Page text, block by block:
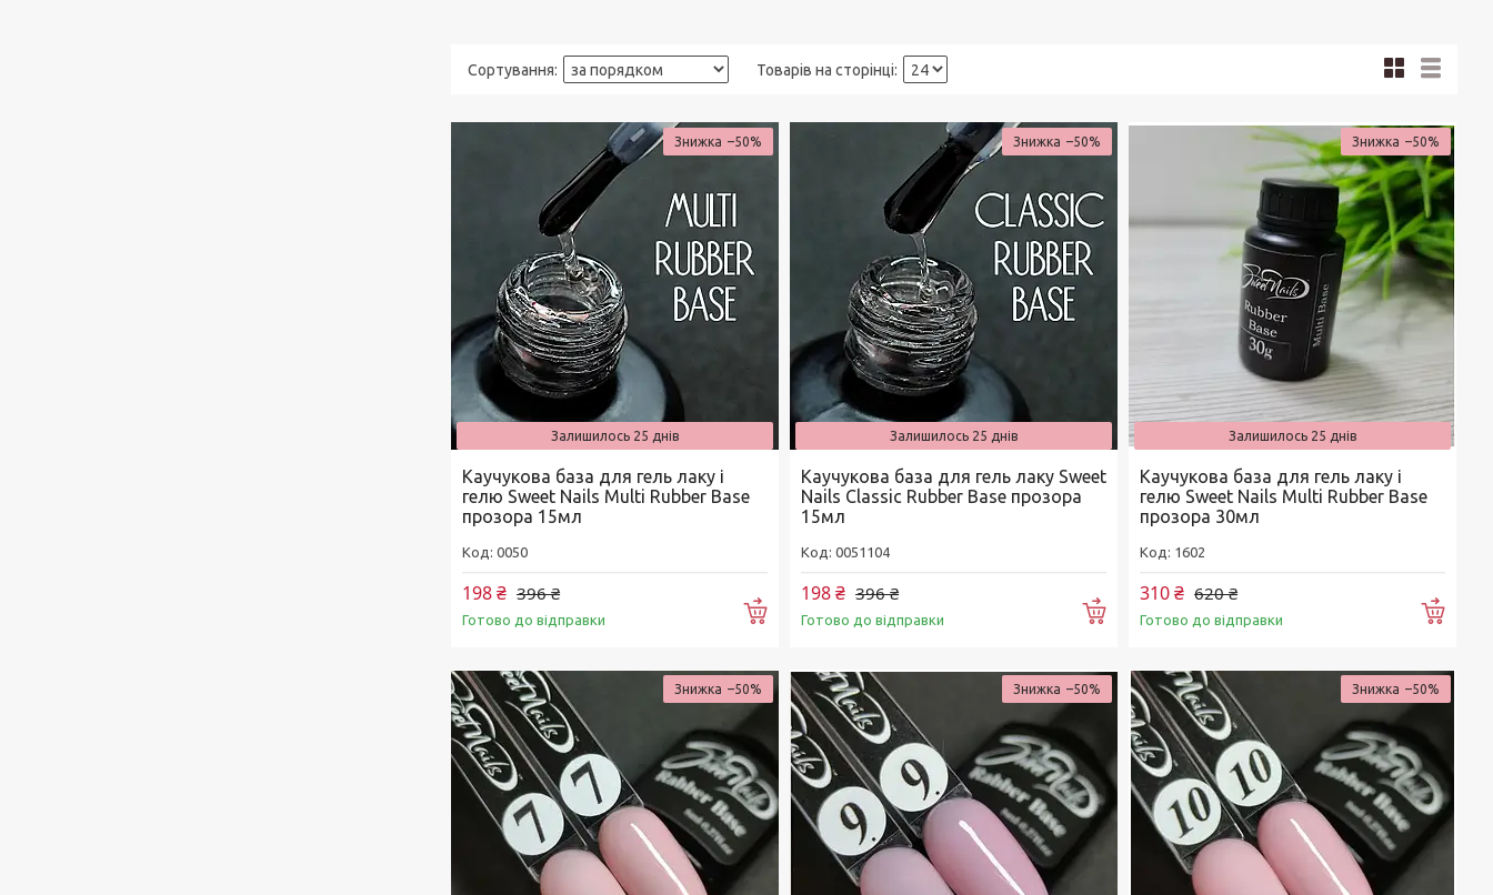
–50%
Залишилось 25 днів
Каучукова база для гель лаку і
гелю Sweet Nails Multi Rubber Base
прозора 15мл
0050
396 ₴
198 ₴
Готово до відправки Купити
–50%
Залишилось 25 днів
Каучукова база для гель лаку Sweet
Nails Classic Rubber Base прозора
15мл
0051104
396 ₴
198 ₴
Готово до відправки Купити
–50%
Залишилось 25 днів
Каучукова база для гель лаку і
гелю Sweet Nails Multi Rubber Base
прозора 30мл
1602
620 ₴
310 ₴
Готово до відправки
–50% –50% –50%